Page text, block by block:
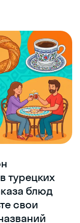
турецких
блюд
свои